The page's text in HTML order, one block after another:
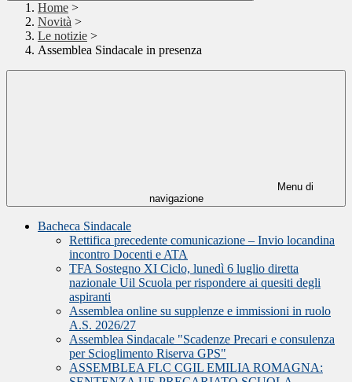
Home >
Novità >
Le notizie >
Assemblea Sindacale in presenza
Menu di
navigazione
Bacheca Sindacale
Rettifica precedente comunicazione – Invio locandina
incontro Docenti e ATA
TFA Sostegno XI Ciclo, lunedì 6 luglio diretta
nazionale Uil Scuola per rispondere ai quesiti degli
aspiranti
Assemblea online su supplenze e immissioni in ruolo
A.S. 2026/27
Assemblea Sindacale "Scadenze Precari e consulenza
per Scioglimento Riserva GPS"
ASSEMBLEA FLC CGIL EMILIA ROMAGNA: